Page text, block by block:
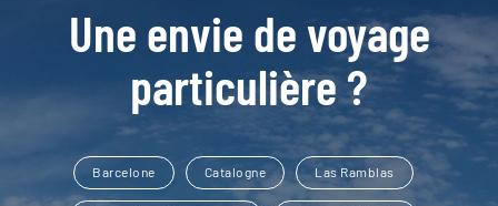
Une envie de voyage
particulière ?
Barcelone Catalogne Las Ramblas